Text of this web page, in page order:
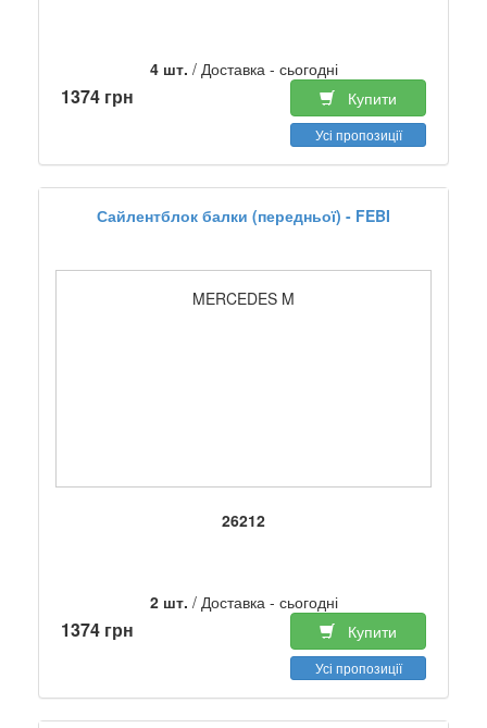
4 шт. / Доставка - сьогодні
1374 грн Купити
Усі пропозиції
Сайлентблок балки (передньої) - FEBI
MERCEDES M
26212
2 шт. / Доставка - сьогодні
1374 грн Купити
Усі пропозиції